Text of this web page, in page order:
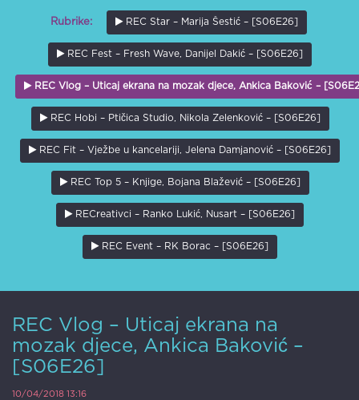
Rubrike: REC Star – Marija Šestić – [S06E26]
REC Fest – Fresh Wave, Danijel Dakić – [S06E26]
REC Vlog – Uticaj ekrana na mozak djece, Ankica Baković –
REC Hobi – Ptičica Studio, Nikola Zelenković – [S06E26]
REC Fit – Vježbe u kancelariji, Jelena Damjanović – [S06E26]
REC Top 5 – Knjige, Bojana Blažević – [S06E26]
RECreativci – Ranko Lukić, Nusart – [S06E26]
REC Event – RK Borac – [S06E26]
REC Vlog – Uticaj ekrana na
mozak djece, Ankica Baković –
[S06E26]
10/04/2018 13:16